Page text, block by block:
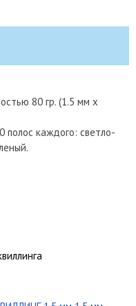
80 гр. (1.5 мм x
полос каждого: светло-